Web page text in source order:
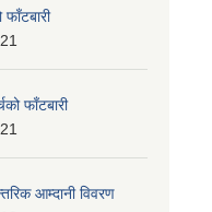
फाँटबारी
आम्दानी विवरण